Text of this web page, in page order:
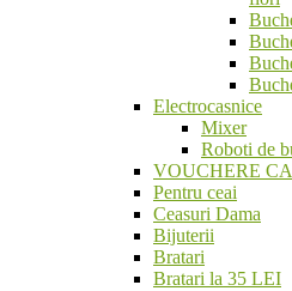
Electrocasnice
Mixer
Roboti de
VOUCHERE
Pentru ceai
Ceasuri Dama
Bijuterii
Bratari
Bratari la 35 LEI